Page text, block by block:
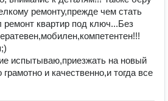
ремонту,прежде чем стать
квартир под ключ...Без
испытываю,приезжать на новый
и качественно,и тогда все